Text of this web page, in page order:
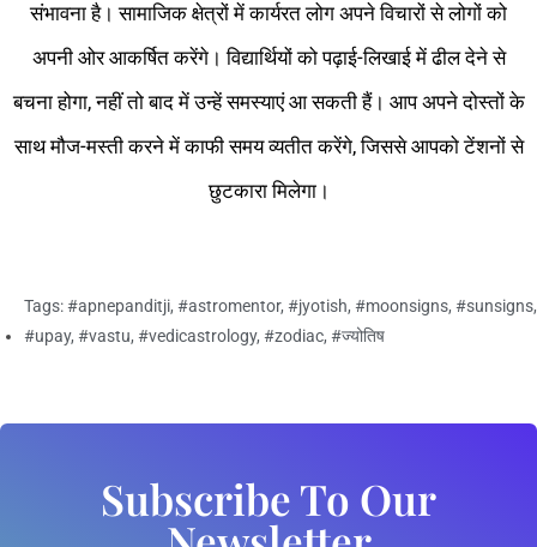
संभावना है। सामाजिक क्षेत्रों में कार्यरत लोग अपने विचारों से लोगों को
अपनी ओर आकर्षित करेंगे। विद्यार्थियों को पढ़ाई-लिखाई में ढील देने से
बचना होगा, नहीं तो बाद में उन्हें समस्याएं आ सकती हैं। आप अपने दोस्तों के
साथ मौज-मस्ती करने में काफी समय व्यतीत करेंगे, जिससे आपको टेंशनों से
छुटकारा मिलेगा।
Tags:#apnepanditji, #astromentor, #jyotish, #moonsigns, #sunsigns,
#upay, #vastu, #vedicastrology, #zodiac, #ज्योतिष
Subscribe To Our